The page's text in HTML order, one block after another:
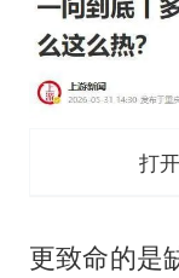
打
更致命的是